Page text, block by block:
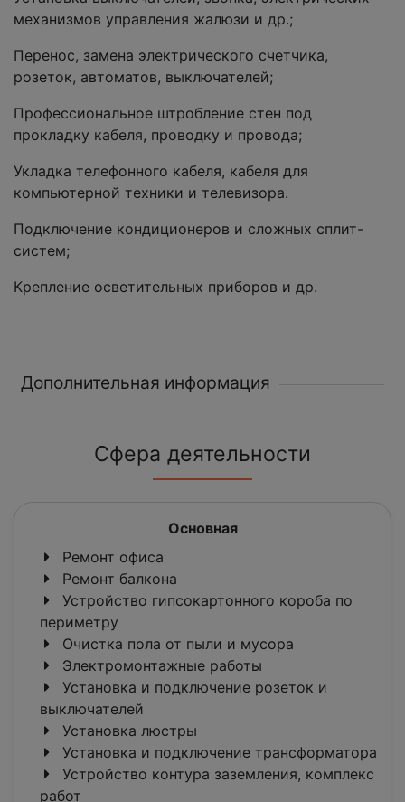
механизмов управления жалюзи и др.;
Перенос, замена электрического счетчика,
розеток, автоматов, выключателей;
Профессиональное штробление стен под
прокладку кабеля, проводку и провода;
Укладка телефонного кабеля, кабеля для
компьютерной техники и телевизора.
Подключение кондиционеров и сложных сплит-
систем;
Крепление осветительных приборов и др.
Дополнительная информация
Сфера деятельности
Основная
Ремонт офиса
Ремонт балкона
Устройство гипсокартонного короба по
периметру
Очистка пола от пыли и мусора
Электромонтажные работы
Установка и подключение розеток и
выключателей
Установка люстры
Установка и подключение трансформатора
Устройство контура заземления, комплекс
работ